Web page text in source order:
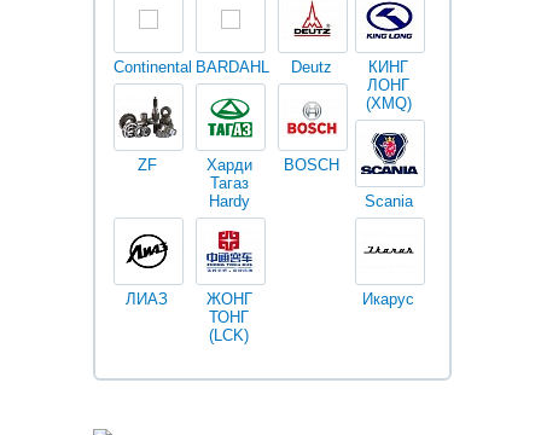
Continental BARDAHL Deutz
ZF
Харди
Тагаз
Hardy
BOSCH
ЛИАЗ
ЖОНГ
ТОНГ
(LCK)
КИНГ
ЛОНГ
(XMQ)
Scania
Икарус